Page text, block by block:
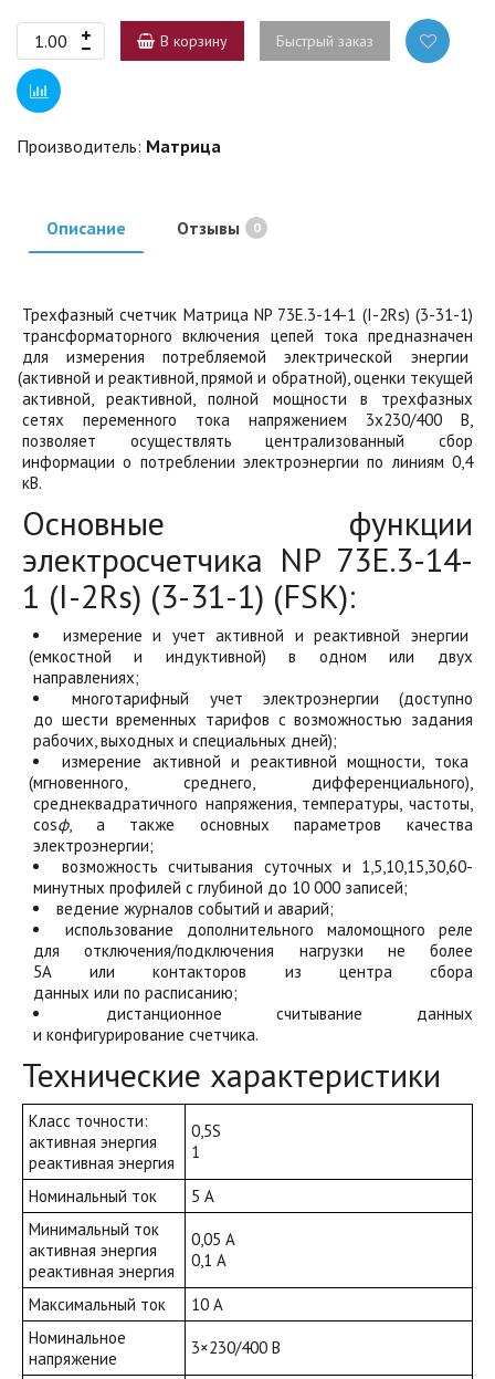
В корзину Быстрый заказ
Производитель: Матрица
Описание Отзывы 0
Трехфазный счетчик Матрица NP 73E.3-14-1 (I-2Rs) (3-31-1)
трансформаторного включения цепей тока предназначен
для измерения потребляемой электрической энергии
(активной и реактивной, прямой и обратной), оценки текущей
активной, реактивной, полной мощности в трехфазных
сетях переменного тока напряжением 3х230/400 В,
позволяет осуществлять централизованный сбор
информации о потреблении электроэнергии по линиям 0,4
кВ.
Основные функции
электросчетчика NP 73Е.3-14-
1 (I-2Rs) (3-31-1) (FSK):
измерение и учет активной и реактивной энергии
(емкостной и индуктивной) в одном или двух
направлениях;
многотарифный учет электроэнергии
(доступно
до шести временных тарифов с возможностью задания
рабочих, выходных и специальных дней);
измерение активной и реактивной мощности, тока
(мгновенного, среднего, дифференциального),
среднеквадратичного напряжения, температуры, частоты,
cosф, а также основных параметров качества
электроэнергии;
возможность считывания суточных и 1,5,10,15,30,60-
минутных профилей с глубиной до 10 000 записей;
ведение журналов событий и аварий;
использование дополнительного маломощного реле
для отключения/подключения нагрузки не более
5А или контакторов из центра сбора
данных или по расписанию;
дистанционное считывание данных
и конфигурирование счетчика.
Технические характеристики
Класс точности:
активная энергия
реактивная энергия
0,5S
1
Номинальный ток
5 А
Минимальный ток
активная энергия
реактивная энергия
0,05 А
0,1 А
Максимальный ток
10 А
Номинальное
напряжение
3×230/400 В